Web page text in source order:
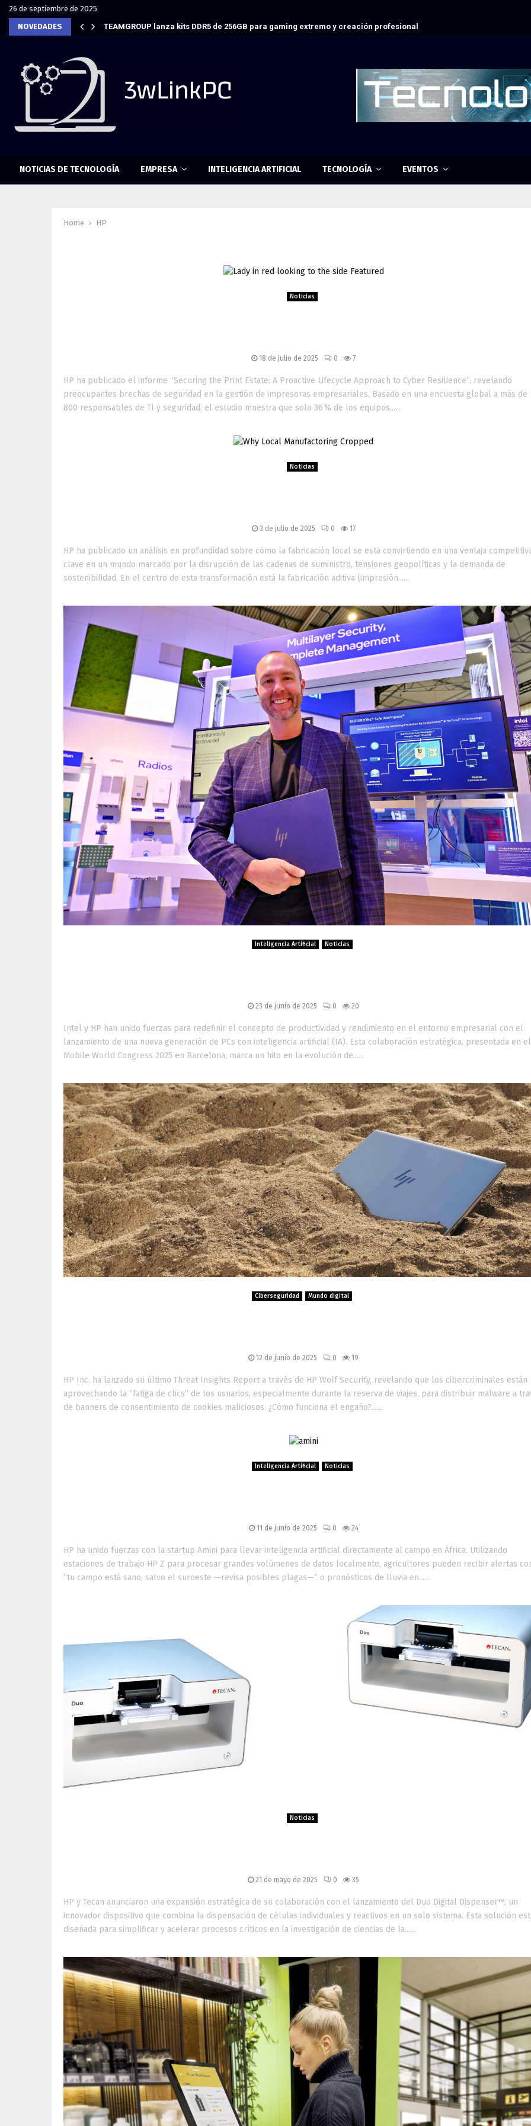
26 de septiembre de 2025
NOVEDADES
TEAMGROUP lanza kits DDR5 de 256GB para gaming extremo y creación profesional
NOTICIAS DE TECNOLOGÍA EMPRESA INTELIGENCIA ARTIFICIAL TECNOLOGÍA EVENTOS
Home HP
Noticias
18 de julio de 2025 0 7
HP ha publicado el informe “Securing the Print Estate: A Proactive Lifecycle Approach to Cyber Resilience”, revelando
preocupantes brechas de seguridad en la gestión de impresoras empresariales. Basado en una encuesta global a más de
800 responsables de TI y seguridad, el estudio muestra que solo 36 % de los equipos......
Noticias
3 de julio de 2025 0 17
HP ha publicado un análisis en profundidad sobre cómo la fabricación local se está convirtiendo en una ventaja
clave en un mundo marcado por la disrupción de las cadenas de suministro, tensiones geopolíticas y la demanda de
sostenibilidad. En el centro de esta transformación está la fabricación aditiva (impresión......
Inteligencia Artificial Noticias
23 de junio de 2025 0 20
Intel y HP han unido fuerzas para redefinir el concepto de productividad y rendimiento en el entorno empresarial con el
lanzamiento de una nueva generación de PCs con inteligencia artificial (IA). Esta colaboración estratégica, presentada en el
Mobile World Congress 2025 en Barcelona, marca un hito en la evolución de......
Ciberseguridad Mundo digital
12 de junio de 2025 0 19
HP Inc. ha lanzado su último Threat Insights Report a través de HP Wolf Security, revelando que los cibercriminales están
aprovechando la “fatiga de clics” de los usuarios, especialmente durante la reserva de viajes, para distribuir malware a
de banners de consentimiento de cookies maliciosos. ¿Cómo funciona el engaño?......
Inteligencia Artificial Noticias
11 de junio de 2025 0 24
HP ha unido fuerzas con la startup Amini para llevar inteligencia artificial directamente al campo en África. Utilizando
estaciones de trabajo HP Z para procesar grandes volúmenes de datos localmente, agricultores pueden recibir alertas
“tu campo está sano, salvo el suroeste —revisa posibles plagas—” o pronósticos de lluvia en......
Noticias
21 de mayo de 2025 0 35
HP y Tecan anunciaron una expansión estratégica de su colaboración con el lanzamiento del Duo Digital Dispenser™, un
innovador dispositivo que combina la dispensación de células individuales y reactivos en un solo sistema. Esta solución
diseñada para simplificar y acelerar procesos críticos en la investigación de ciencias de la......